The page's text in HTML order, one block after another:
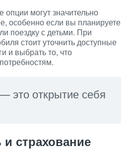
опции могут значительно
особенно если вы планируете
поездку с детьми. При
стоит уточнить доступные
и выбрать то, что
это открытие себя
страхование